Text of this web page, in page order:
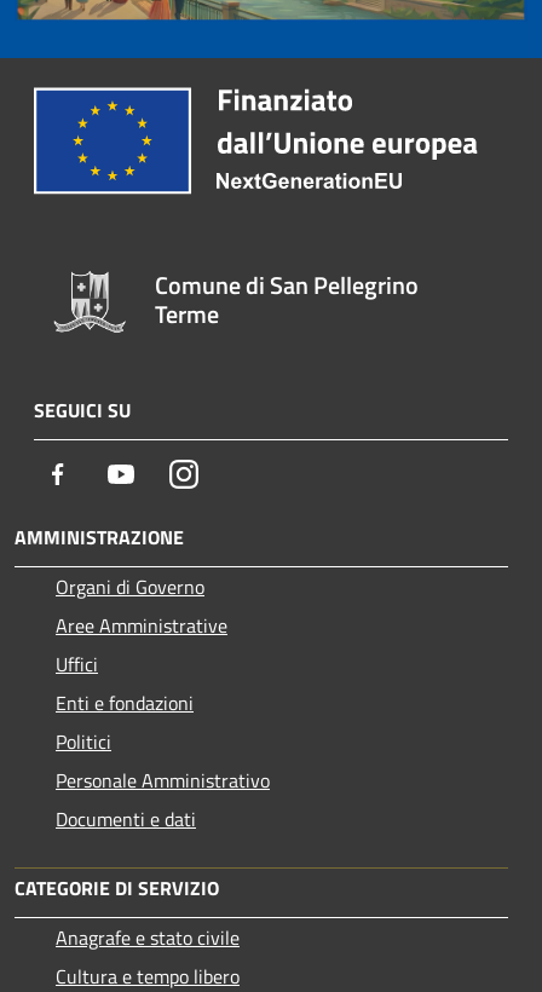
Comune di San Pellegrino
Terme
SEGUICI SU
Facebook YoutubeInstagram
AMMINISTRAZIONE
Organi di Governo
Aree Amministrative
Uffici
Enti e fondazioni
Politici
Personale Amministrativo
Documenti e dati
CATEGORIE DI SERVIZIO
Anagrafe e stato civile
Cultura e tempo libero